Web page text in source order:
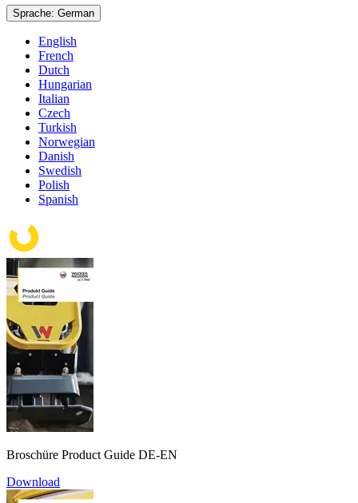
Sprache: German
English
French
Dutch
Hungarian
Italian
Czech
Turkish
Norwegian
Danish
Swedish
Polish
Spanish
Broschüre Product Guide DE-EN
Download